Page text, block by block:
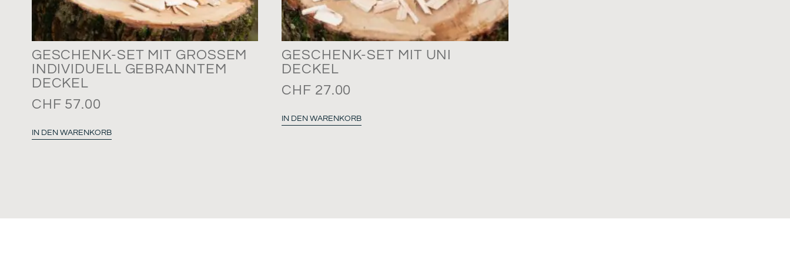
GESCHENK-SET MIT GROSSEM
INDIVIDUELL GEBRANNTEM
DECKEL
CHF 57.00
IN DEN WARENKORB
GESCHENK-SET MIT UNI
DECKEL
CHF 27.00
IN DEN WARENKORB